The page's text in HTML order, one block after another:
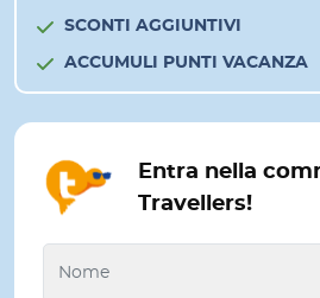
SCONTI AGGIUNTIVI
ACCUMULI PUNTI VACANZA
Entra nella
Travellers!